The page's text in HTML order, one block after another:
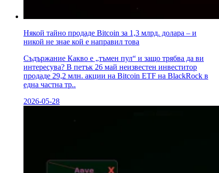
Някой тайно продаде Bitcoin за 1,3 млрд. долара – и
никой не знае кой е направил това
Съдържание Какво е „тъмен пул“ и защо трябва да ви
интересува? В петък 26 май неизвестен инвеститор
продаде 29,2 млн. акции на Bitcoin ETF на BlackRock в
една частна тр..
2026-05-28